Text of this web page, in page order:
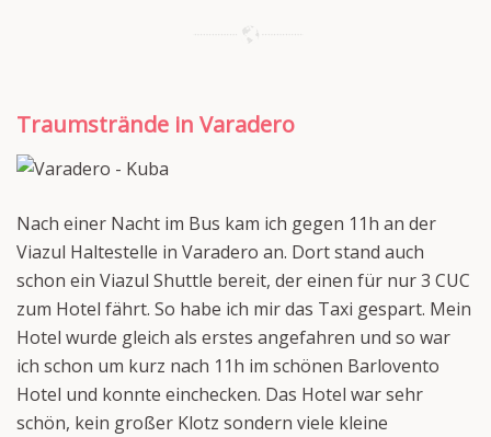
Traumstrände in Varadero
Nach einer Nacht im Bus kam ich gegen 11h an der
Viazul Haltestelle in Varadero an. Dort stand auch
schon ein Viazul Shuttle bereit, der einen für nur 3 CUC
zum Hotel fährt. So habe ich mir das Taxi gespart. Mein
Hotel wurde gleich als erstes angefahren und so war
ich schon um kurz nach 11h im schönen Barlovento
Hotel und konnte einchecken. Das Hotel war sehr
schön, kein großer Klotz sondern viele kleine